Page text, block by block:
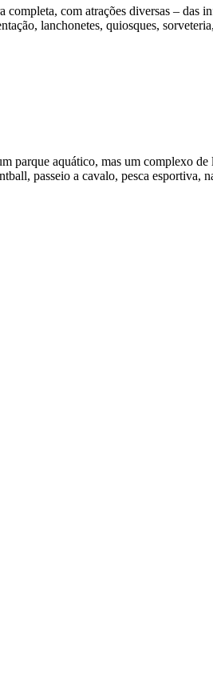
com atrações diversas –
lanchonetes, quiosques,
parque aquático, mas um complexo
passeio a cavalo, pesca esportiva,